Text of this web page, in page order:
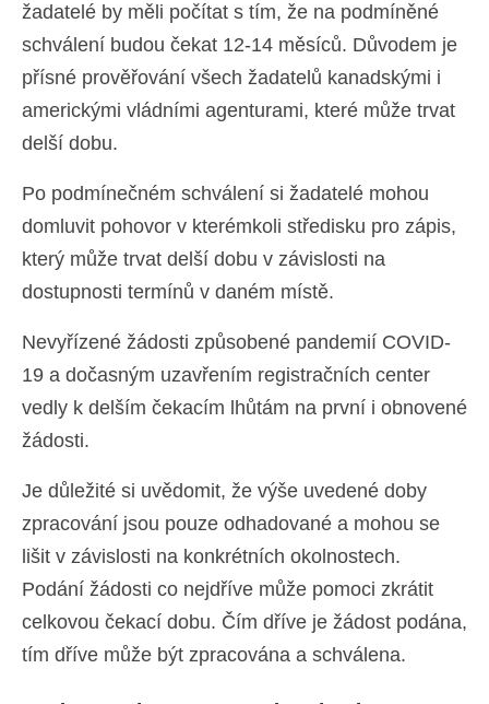
žadatelé by měli počítat s tím, že na podmíněné
schválení budou čekat 12-14 měsíců. Důvodem je
přísné prověřování všech žadatelů kanadskými i
americkými vládními agenturami, které může trvat
delší dobu.
Po podmínečném schválení si žadatelé mohou
domluvit pohovor v kterémkoli středisku pro zápis,
který může trvat delší dobu v závislosti na
dostupnosti termínů v daném místě.
Nevyřízené žádosti způsobené pandemií COVID-
19 a dočasným uzavřením registračních center
vedly k delším čekacím lhůtám na první i obnovené
žádosti.
Je důležité si uvědomit, že výše uvedené doby
zpracování jsou pouze odhadované a mohou se
lišit v závislosti na konkrétních okolnostech.
Podání žádosti co nejdříve může pomoci zkrátit
celkovou čekací dobu. Čím dříve je žádost podána,
tím dříve může být zpracována a schválena.